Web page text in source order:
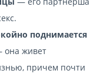
поднимается
она живет
причем почти